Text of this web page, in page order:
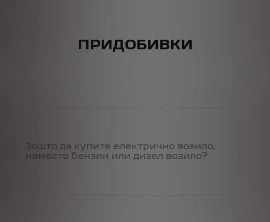
ПРИДОБИВКИ
Зошто да купите електрично возило,
наместо бензин или дизел возило?